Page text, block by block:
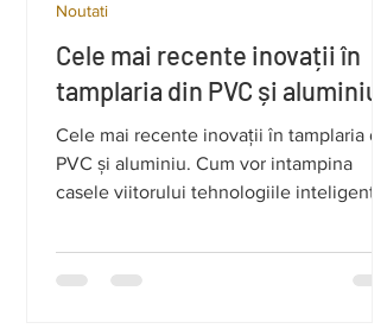
Cele mai recente inovații în
tamplaria din PVC și aluminiu
Cele mai recente inovații în tamplaria din
PVC și aluminiu. Cum vor intampina
casele viitorului tehnologiile inteligente.
Noutati